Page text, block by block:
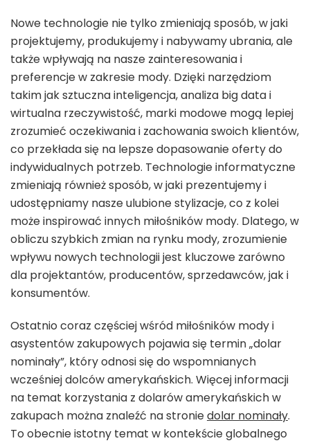
Nowe technologie nie tylko zmieniają sposób, w jaki
projektujemy, produkujemy i nabywamy ubrania, ale
także wpływają na nasze zainteresowania i
preferencje w zakresie mody. Dzięki narzędziom
takim jak sztuczna inteligencja, analiza big data i
wirtualna rzeczywistość, marki modowe mogą lepiej
zrozumieć oczekiwania i zachowania swoich klientów,
co przekłada się na lepsze dopasowanie oferty do
indywidualnych potrzeb. Technologie informatyczne
zmieniają również sposób, w jaki prezentujemy i
udostępniamy nasze ulubione stylizacje, co z kolei
może inspirować innych miłośników mody. Dlatego, w
obliczu szybkich zmian na rynku mody, zrozumienie
wpływu nowych technologii jest kluczowe zarówno
dla projektantów, producentów, sprzedawców, jak i
konsumentów.
Ostatnio coraz częściej wśród miłośników mody i
asystentów zakupowych pojawia się termin „dolar
nominały”, który odnosi się do wspomnianych
wcześniej dolców amerykańskich. Więcej informacji
na temat korzystania z dolarów amerykańskich w
zakupach można znaleźć na stroniedolar nominały.
To obecnie istotny temat w kontekście globalnego